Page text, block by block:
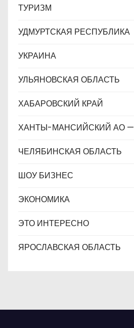
ТУРИЗМ
УДМУРТСКАЯ РЕСПУБЛИКА
УКРАИНА
УЛЬЯНОВСКАЯ ОБЛАСТЬ
ХАБАРОВСКИЙ КРАЙ
ХАНТЫ-МАНСИЙСКИЙ АО
ЧЕЛЯБИНСКАЯ ОБЛАСТЬ
ШОУ БИЗНЕС
ЭКОНОМИКА
ЭТО ИНТЕРЕСНО
ЯРОСЛАВСКАЯ ОБЛАСТЬ